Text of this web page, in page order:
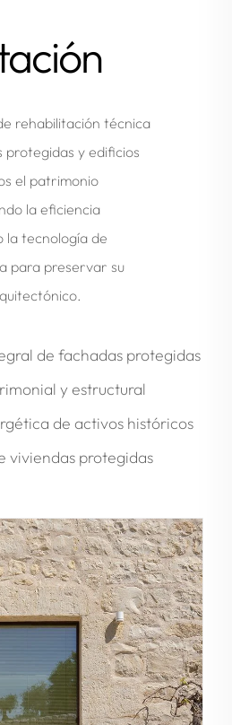
rehabilitación técnica
protegidas y edificios
el patrimonio
la eficiencia
tecnología de
para preservar su
de fachadas protegidas
y estructural
de activos históricos
viviendas protegidas